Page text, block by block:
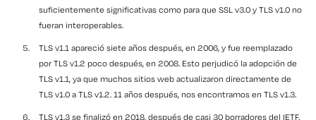
suficientemente significativas como para que SSL v3.0 y TLS v1.0 no
fueran interoperables.
TLS v1.1 apareció siete años después, en 2006, y fue reemplazado
por TLS v1.2 poco después, en 2008. Esto perjudicó la adopción de
TLS v1.1, ya que muchos sitios web actualizaron directamente de
TLS v1.0 a TLS v1.2. 11 años después, nos encontramos en TLS v1.3.
TLS v1.3 se finalizó en 2018, después de casi 30 borradores del IETF.